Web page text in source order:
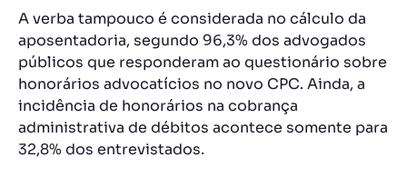
A verba tampouco é considerada no cálculo da
aposentadoria, segundo 96,3% dos advogados
públicos que responderam ao questionário sobre
honorários advocatícios no novo CPC. Ainda, a
incidência de honorários na cobrança
administrativa de débitos acontece somente para
32,8% dos entrevistados.